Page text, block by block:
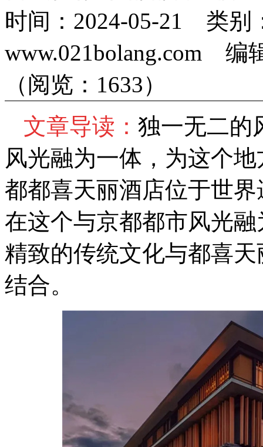
时间：2024-05-21 类
www.021bolang.com 编
（阅览：1633）
文章导读： 独一无二的
风光融为一体，为这个
都都喜天丽酒店位于世
在这个与京都都市风光
精致的传统文化与都喜
结合。